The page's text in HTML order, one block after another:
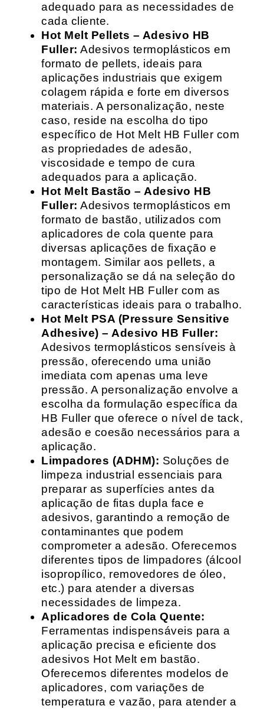
adequado para as necessidades de
cada cliente.
Hot Melt Pellets – Adesivo HB
Fuller: Adesivos termoplásticos em
formato de pellets, ideais para
aplicações industriais que exigem
colagem rápida e forte em diversos
materiais. A personalização, neste
caso, reside na escolha do tipo
específico de Hot Melt HB Fuller com
as propriedades de adesão,
viscosidade e tempo de cura
adequados para a aplicação.
Hot Melt Bastão – Adesivo HB
Fuller: Adesivos termoplásticos em
formato de bastão, utilizados com
aplicadores de cola quente para
diversas aplicações de fixação e
montagem. Similar aos pellets, a
personalização se dá na seleção do
tipo de Hot Melt HB Fuller com as
características ideais para o trabalho.
Hot Melt PSA (Pressure Sensitive
Adhesive) – Adesivo HB Fuller:
Adesivos termoplásticos sensíveis à
pressão, oferecendo uma união
imediata com apenas uma leve
pressão. A personalização envolve a
escolha da formulação específica da
HB Fuller que oferece o nível de tack,
adesão e coesão necessários para a
aplicação.
Limpadores (ADHM): Soluções de
limpeza industrial essenciais para
preparar as superfícies antes da
aplicação de fitas dupla face e
adesivos, garantindo a remoção de
contaminantes que podem
comprometer a adesão. Oferecemos
diferentes tipos de limpadores (álcool
isopropílico, removedores de óleo,
etc.) para atender a diversas
necessidades de limpeza.
Aplicadores de Cola Quente:
Ferramentas indispensáveis para a
aplicação precisa e eficiente dos
adesivos Hot Melt em bastão.
Oferecemos diferentes modelos de
aplicadores, com variações de
temperatura e vazão, para atender a